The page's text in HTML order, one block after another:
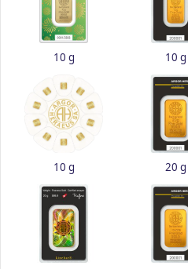
10 g 10 g
10 g 20 g